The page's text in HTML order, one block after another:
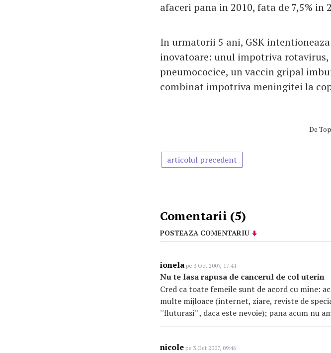
afaceri pana in 2010, fata de 7,5% in
In urmatorii 5 ani, GSK
inovatoare: unul impotriva
pneumococice, un vaccin gripal
combinat impotriva meningitei la
De
articolul precedent
Comentarii (5)
POSTEAZA COMENTARIU
ionela pe 3 Oct 2007, 17:41
Nu te lasa rapusa de cancerul de col uterin
Cred ca toate femeile sunt de acord cu mine:
multe mijloace (internet, ziare, reviste de
''fluturasi'' , daca este nevoie); pana acum nu
nicole pe 3 Oct 2007, 09:46